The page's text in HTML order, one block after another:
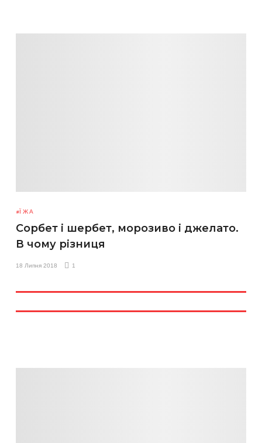
ЇЖА
Сорбет і шербет, морозиво і джелато.
В чому різниця
18 Липня 2018 1